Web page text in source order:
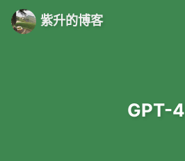
紫升的博客
GPT-4